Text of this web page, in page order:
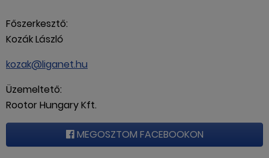
Főszerkesztő:
Kozák László
kozak@liganet.hu
Üzemeltető:
Rootor Hungary Kft.
MEGOSZTOM FACEBOOKON